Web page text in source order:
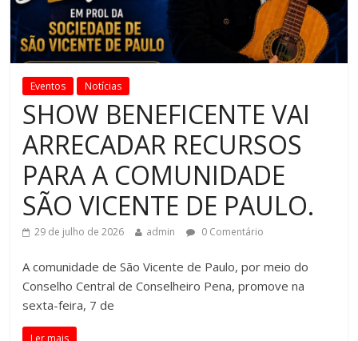
Eventos Notícias
SHOW BENEFICENTE VAI
ARRECADAR RECURSOS
PARA A COMUNIDADE
SÃO VICENTE DE PAULO.
29 de julho de 2026 admin 0 Comentário
A comunidade de São Vicente de Paulo, por meio do
Conselho Central de Conselheiro Pena, promove na
sexta-feira, 7 de